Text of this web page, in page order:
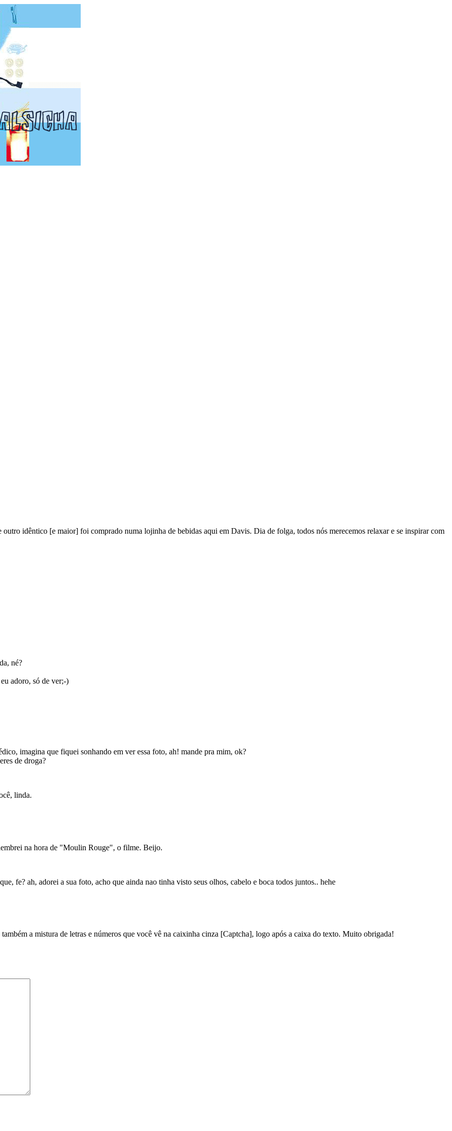
idêntico [e maior] foi comprado numa lojinha de bebidas aqui em Davis. Dia de folga, todos nós merecemos relaxar e se inspirar com
né?
adoro, só de ver;-)
imagina que fiquei sonhando em ver essa foto, ah! mande pra mim, ok?
de droga?
linda.
na hora de "Moulin Rouge", o filme. Beijo.
fe? ah, adorei a sua foto, acho que ainda nao tinha visto seus olhos, cabelo e boca todos juntos.. hehe
a mistura de letras e números que você vê na caixinha cinza [Captcha], logo após a caixa do texto. Muito obrigada!